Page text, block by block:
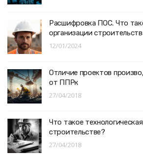
Расшифровка ПОС. Что
организации
12/01/2024
Отличие проектов
от ППРк
27/04/2018
Что такое
строительстве?
27/04/2018